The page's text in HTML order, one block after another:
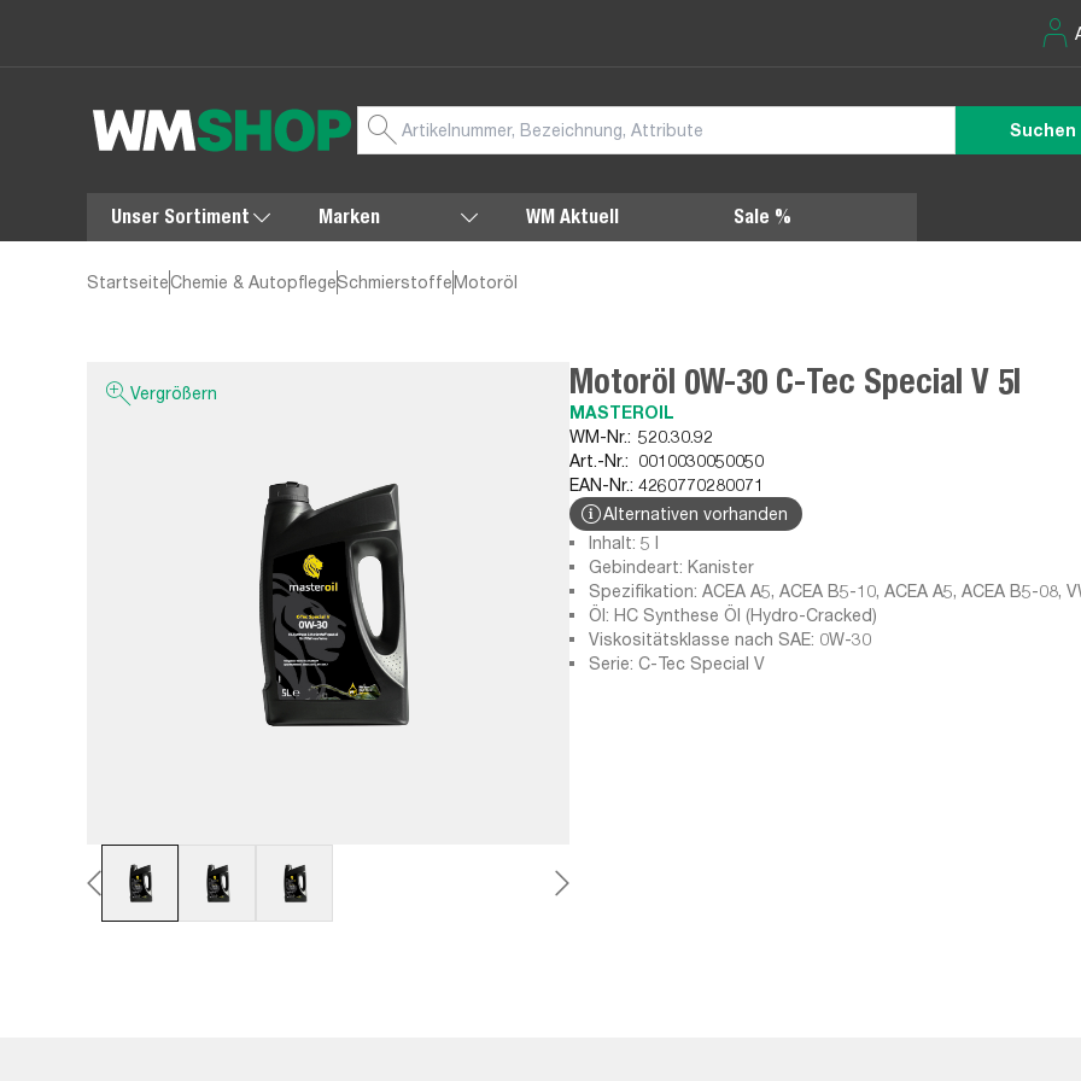
Suchen
Unser Sortiment Marken WM Aktuell Sale %
StartseiteChemie & AutopflegeSchmierstoffeMotoröl
Vergrößern Motoröl 0W-30 C-Tec Special V 5l
MASTEROIL
WM-Nr.: 520.30.92
Art.-Nr.: 0010030050050
EAN-Nr.: 4260770280071
Alternativen vorhanden
Inhalt: 5 l
Gebindeart: Kanister
Spezifikation: ACEA A5, ACEA B5-10, ACEA A5, ACEA B5-08,
API: SJ, API: SN, Renault RN0700, VW 506 00, API: CF, ACEA A5,
B5-12, BMW Longlife-01 FE (<2019), ACEA A5-02, BMW
(>2019), ACEA A5, ACEA B5-04, LL-01 FE only >2019, API: SL, VW 506 01,
Öl: HC Synthese Öl (Hydro-Cracked)
Viskositätsklasse nach SAE: 0W-30
Serie: C-Tec Special V